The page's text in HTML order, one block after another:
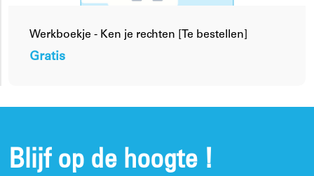
Werkboekje - Ken je rechten [Te bestellen]
Gratis
Blijf op de hoogte !